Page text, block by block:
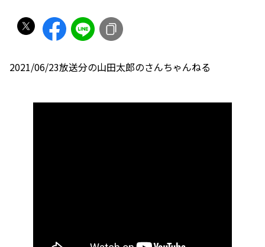
2021/06/23放送分の山田太郎のさんちゃんねる